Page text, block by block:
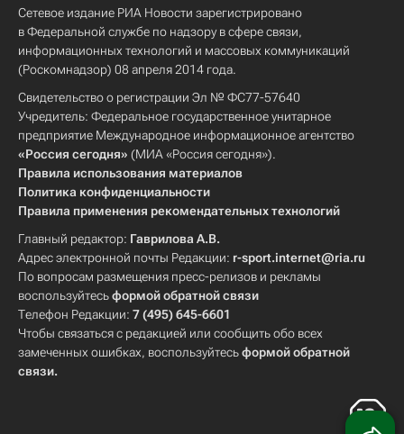
Сетевое издание РИА Новости зарегистрировано
в Федеральной службе по надзору в сфере связи,
информационных технологий и массовых коммуникаций
(Роскомнадзор) 08 апреля 2014 года.
Свидетельство о регистрации Эл № ФС77-57640
Учредитель: Федеральное государственное унитарное
предприятие Международное информационное агентство
«Россия сегодня» (МИА «Россия сегодня»).
Правила использования материалов
Политика конфиденциальности
Правила применения рекомендательных технологий
Главный редактор: Гаврилова А.В.
Адрес электронной почты Редакции: r-sport.internet@ria.ru
По вопросам размещения пресс-релизов и рекламы
воспользуйтесьформой обратной связи
Телефон Редакции: 7 (495) 645-6601
Чтобы связаться с редакцией или сообщить обо всех
замеченных ошибках, воспользуйтесьформой обратной
связи.